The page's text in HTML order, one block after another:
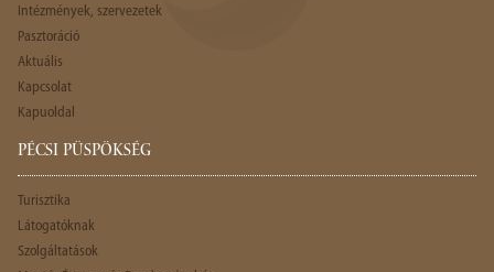
Intézmények, szervezetek
Pasztoráció
Aktuális
Kapcsolat
Kapuoldal
PÉCSI PÜSPÖKSÉG
Turisztika
Látogatóknak
Szolgáltatások